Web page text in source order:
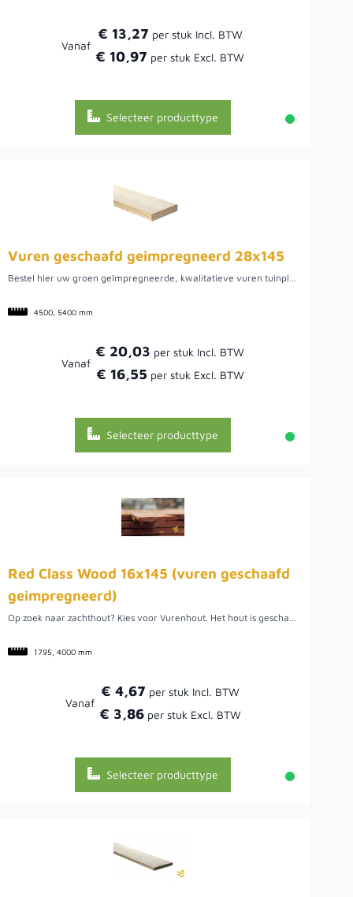
Vanaf
€ 13,27
€ 10,97
Selecteer producttype
Vuren geschaafd geimpregneerd 28x145
Bestel hier uw groen geïmpregneerde, kwalitatieve vuren tuinplank uit Noord-Europa. We hebben een ruime voorraad in diverse lengtes. Dit hout biedt een mooie tuinplank om verschillende werkzaamheden mee uit te voeren, zo kunt u het bijvoorbeeld gebruiken voor uw tuinpoort of schutting, maar ook voor een plantenbak of mooie afrastering. Doordat het vurenhout uit Noord-Europa komt, is het van een mooie kwaliteit. Hier kan het hout namelijk rustig groeien wat uiteindelijk een rustige en stabiele plank oplevert.
4500, 5400 mm
Vanaf
€ 20,03
€ 16,55
Selecteer producttype
Red Class Wood 16x145 (vuren geschaafd
geimpregneerd)
Op zoek naar zachthout? Kies voor Vurenhout. Het hout is geschaafd en geïmpregneerd. De kleur is douglas en de afmetingen zijn 16x145 mm.
1795, 4000 mm
Vanaf
€ 4,67
€ 3,86
Selecteer producttype